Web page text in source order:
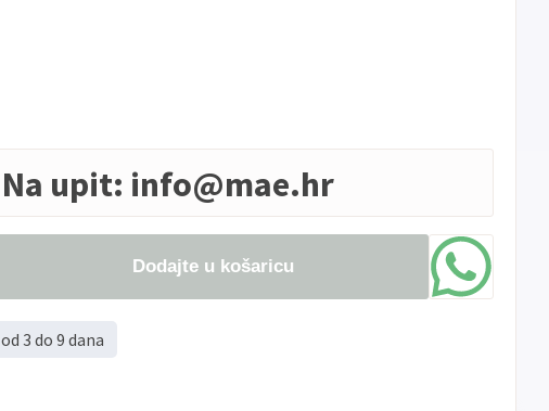
Na upit: info@mae.hr
Dodajte u košaricu
od 3 do 9 dana